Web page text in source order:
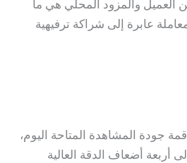
العميل والمزود المحلي هي ما
عابرة إلى شراكة ترفيهية
جودة المشاهدة المتاحة اليوم،
أضعاف الدقة العالية